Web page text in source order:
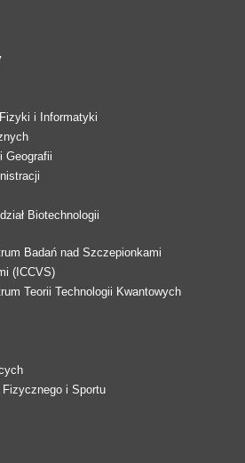
i Informatyki
Geografii
Biotechnologii
Badań nad Szczepionkami
(ICCVS)
Teorii Technologii Kwantowych
i Sportu